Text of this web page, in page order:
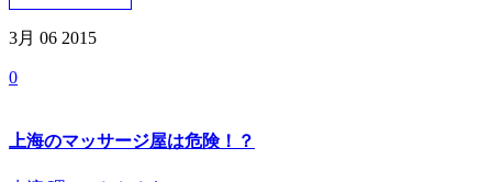
3月 06 2015
0
上海のマッサージ屋は危険！？